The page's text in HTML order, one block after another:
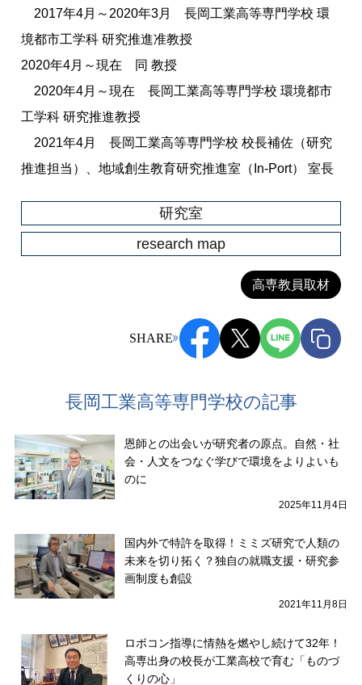
2017年4月～2020年3月 長岡工業高等専門学校 環
境都市工学科 研究推進准教授
2020年4月～現在 同 教授
2020年4月～現在 長岡工業高等専門学校 環境都市
工学科 研究推進教授
2021年4月 長岡工業高等専門学校 校長補佐（研究
推進担当）、地域創生教育研究推進室（In-Port） 室長
研究室
research map
高専教員取材
SHARE
長岡工業高等専門学校の記事
恩師との出会いが研究者の原点。自然・社
会・人文をつなぐ学びで環境をよりよいも
のに
2025年11月4日
国内外で特許を取得！ミミズ研究で人類の
未来を切り拓く？独自の就職支援・研究参
画制度も創設
2021年11月8日
ロボコン指導に情熱を燃やし続けて32年！
高専出身の校長が工業高校で育む「ものづ
くりの心」